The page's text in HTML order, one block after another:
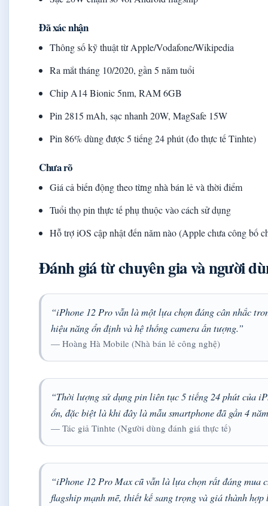
Đã xác nhận
Thông số kỹ thuật từ Apple/Vodafone/Wikipedia
Ra mắt tháng 10/2020, gần 5 năm tuổi
Chip A14 Bionic 5nm, RAM 6GB
Pin 2815 mAh, sạc nhanh 20W, MagSafe 15W
Pin 86% dùng được 5 tiếng 24 phút (đo thực tế Tinhte)
Chưa rõ
Giá cả biến động theo từng nhà bán lẻ và thời điểm
Tuổi thọ pin thực tế phụ thuộc vào cách sử dụng
Hỗ trợ iOS cập nhật đến năm nào (Apple chưa công bố
Đánh giá từ chuyên gia và người
“iPhone 12 Pro vẫn là một lựa chọn đáng cân nhắc
hiệu năng ổn định và hệ thống camera ấn tượng.”
— Hoàng Hà Mobile (Nhà bán lẻ công nghệ)
“Thời lượng sử dụng pin liên tục 5 tiếng 24 phút của
ổn, đặc biệt là khi đây là mẫu smartphone đã gần 4
— Tác giả Tinhte (Người dùng đánh giá thực tế)
“iPhone 12 Pro Max cũ vẫn là lựa chọn rất đáng mua
flagship mạnh mẽ, thiết kế sang trọng và giá thành hợp